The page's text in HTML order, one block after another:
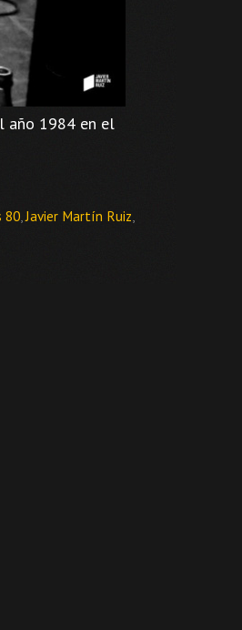
año 1984 en el
80,Javier Martín Ruiz,